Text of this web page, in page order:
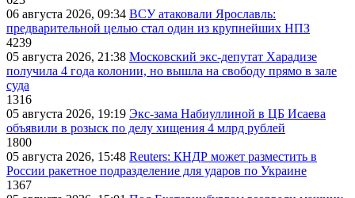
06 августа 2026, 09:34 ВСУ атаковали Ярославль:
предварительной целью стал один из крупнейших НПЗ
4239
05 августа 2026, 21:38 Московский экс-депутат Харадизе
получила 4 года колонии, но вышла на свободу прямо в зале
суда
1316
05 августа 2026, 19:19 Экс-зама Набиуллиной в ЦБ Исаева
объявили в розыск по делу хищения 4 млрд рублей
1800
05 августа 2026, 15:48 Reuters: КНДР может разместить в
России ракетное подразделение для ударов по Украине
1367